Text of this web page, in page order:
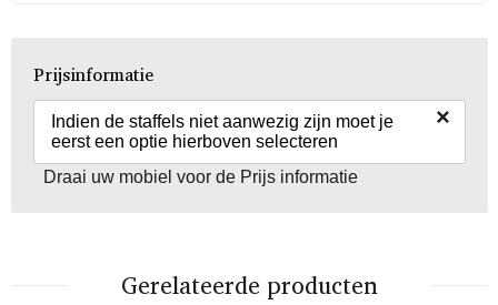
Prijsinformatie
Indien de staffels niet aanwezig zijn moet je
eerst een optie hierboven selecteren
×
Draai uw mobiel voor de Prijs informatie
Gerelateerde producten